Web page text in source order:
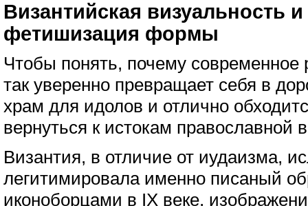
Византийская визуальность и
фетишизация формы
Чтобы понять, почему современное
так уверенно превращает себя в
храм для идолов и отлично
вернуться к истокам православной
Византия, в отличие от иудаизма,
легитимировала именно писаный
иконоборцами в IX веке,